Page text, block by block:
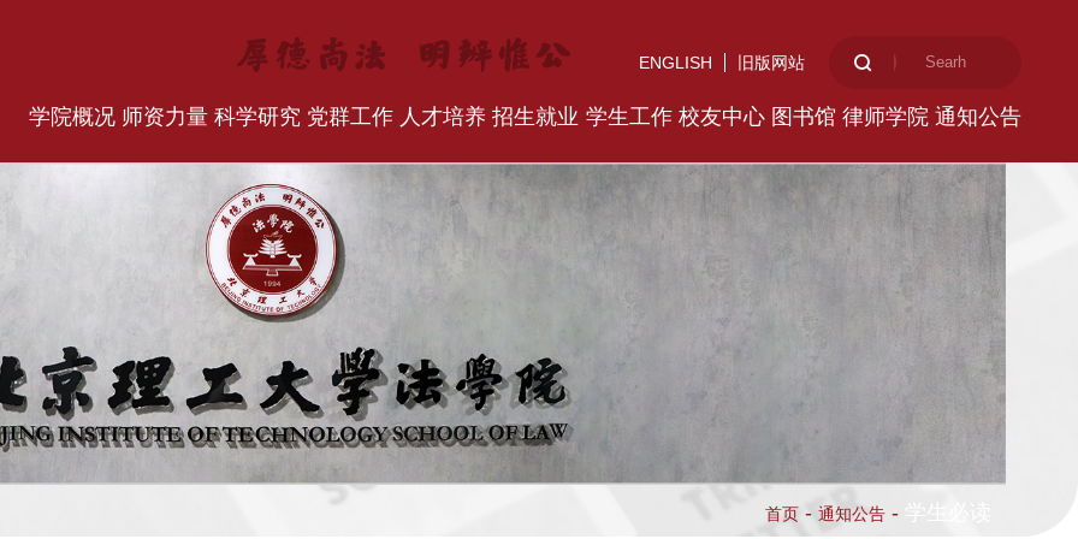
ENGLISH 旧版网站
学院概况 师资力量 科学研究 党群工作 人才培养 招生就业 学生工作 校友中心 图书馆 律师学院 通知公告
首页 - 通知公告 -